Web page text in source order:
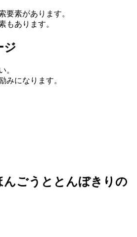
要素があります。
もあります。
ジ
。
みになります。
んごうととんぼきりの